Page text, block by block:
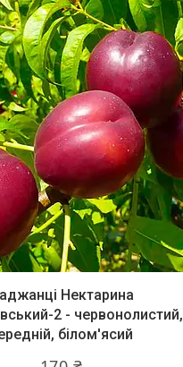
Нектарина
2 - червонолистий,
білом'ясий